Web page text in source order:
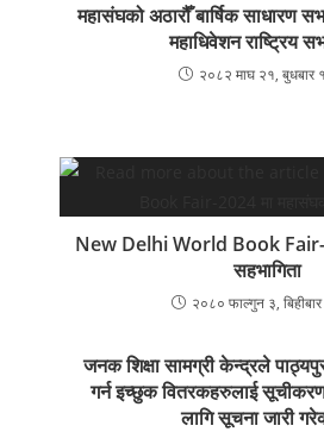
महासंघको अठारौँ बार्षिक साधारण
महाधिवेशन राष्ट्रिय
२०८२ माघ २१, बुधबार
New Delhi World Book Fair-
सहभागिता
२०८० फाल्गुन ३,
जनक शिक्षा सामग्री केन्द्रले
गर्न इच्छुक वितरकहरुलाई
लागि सूचना जारी